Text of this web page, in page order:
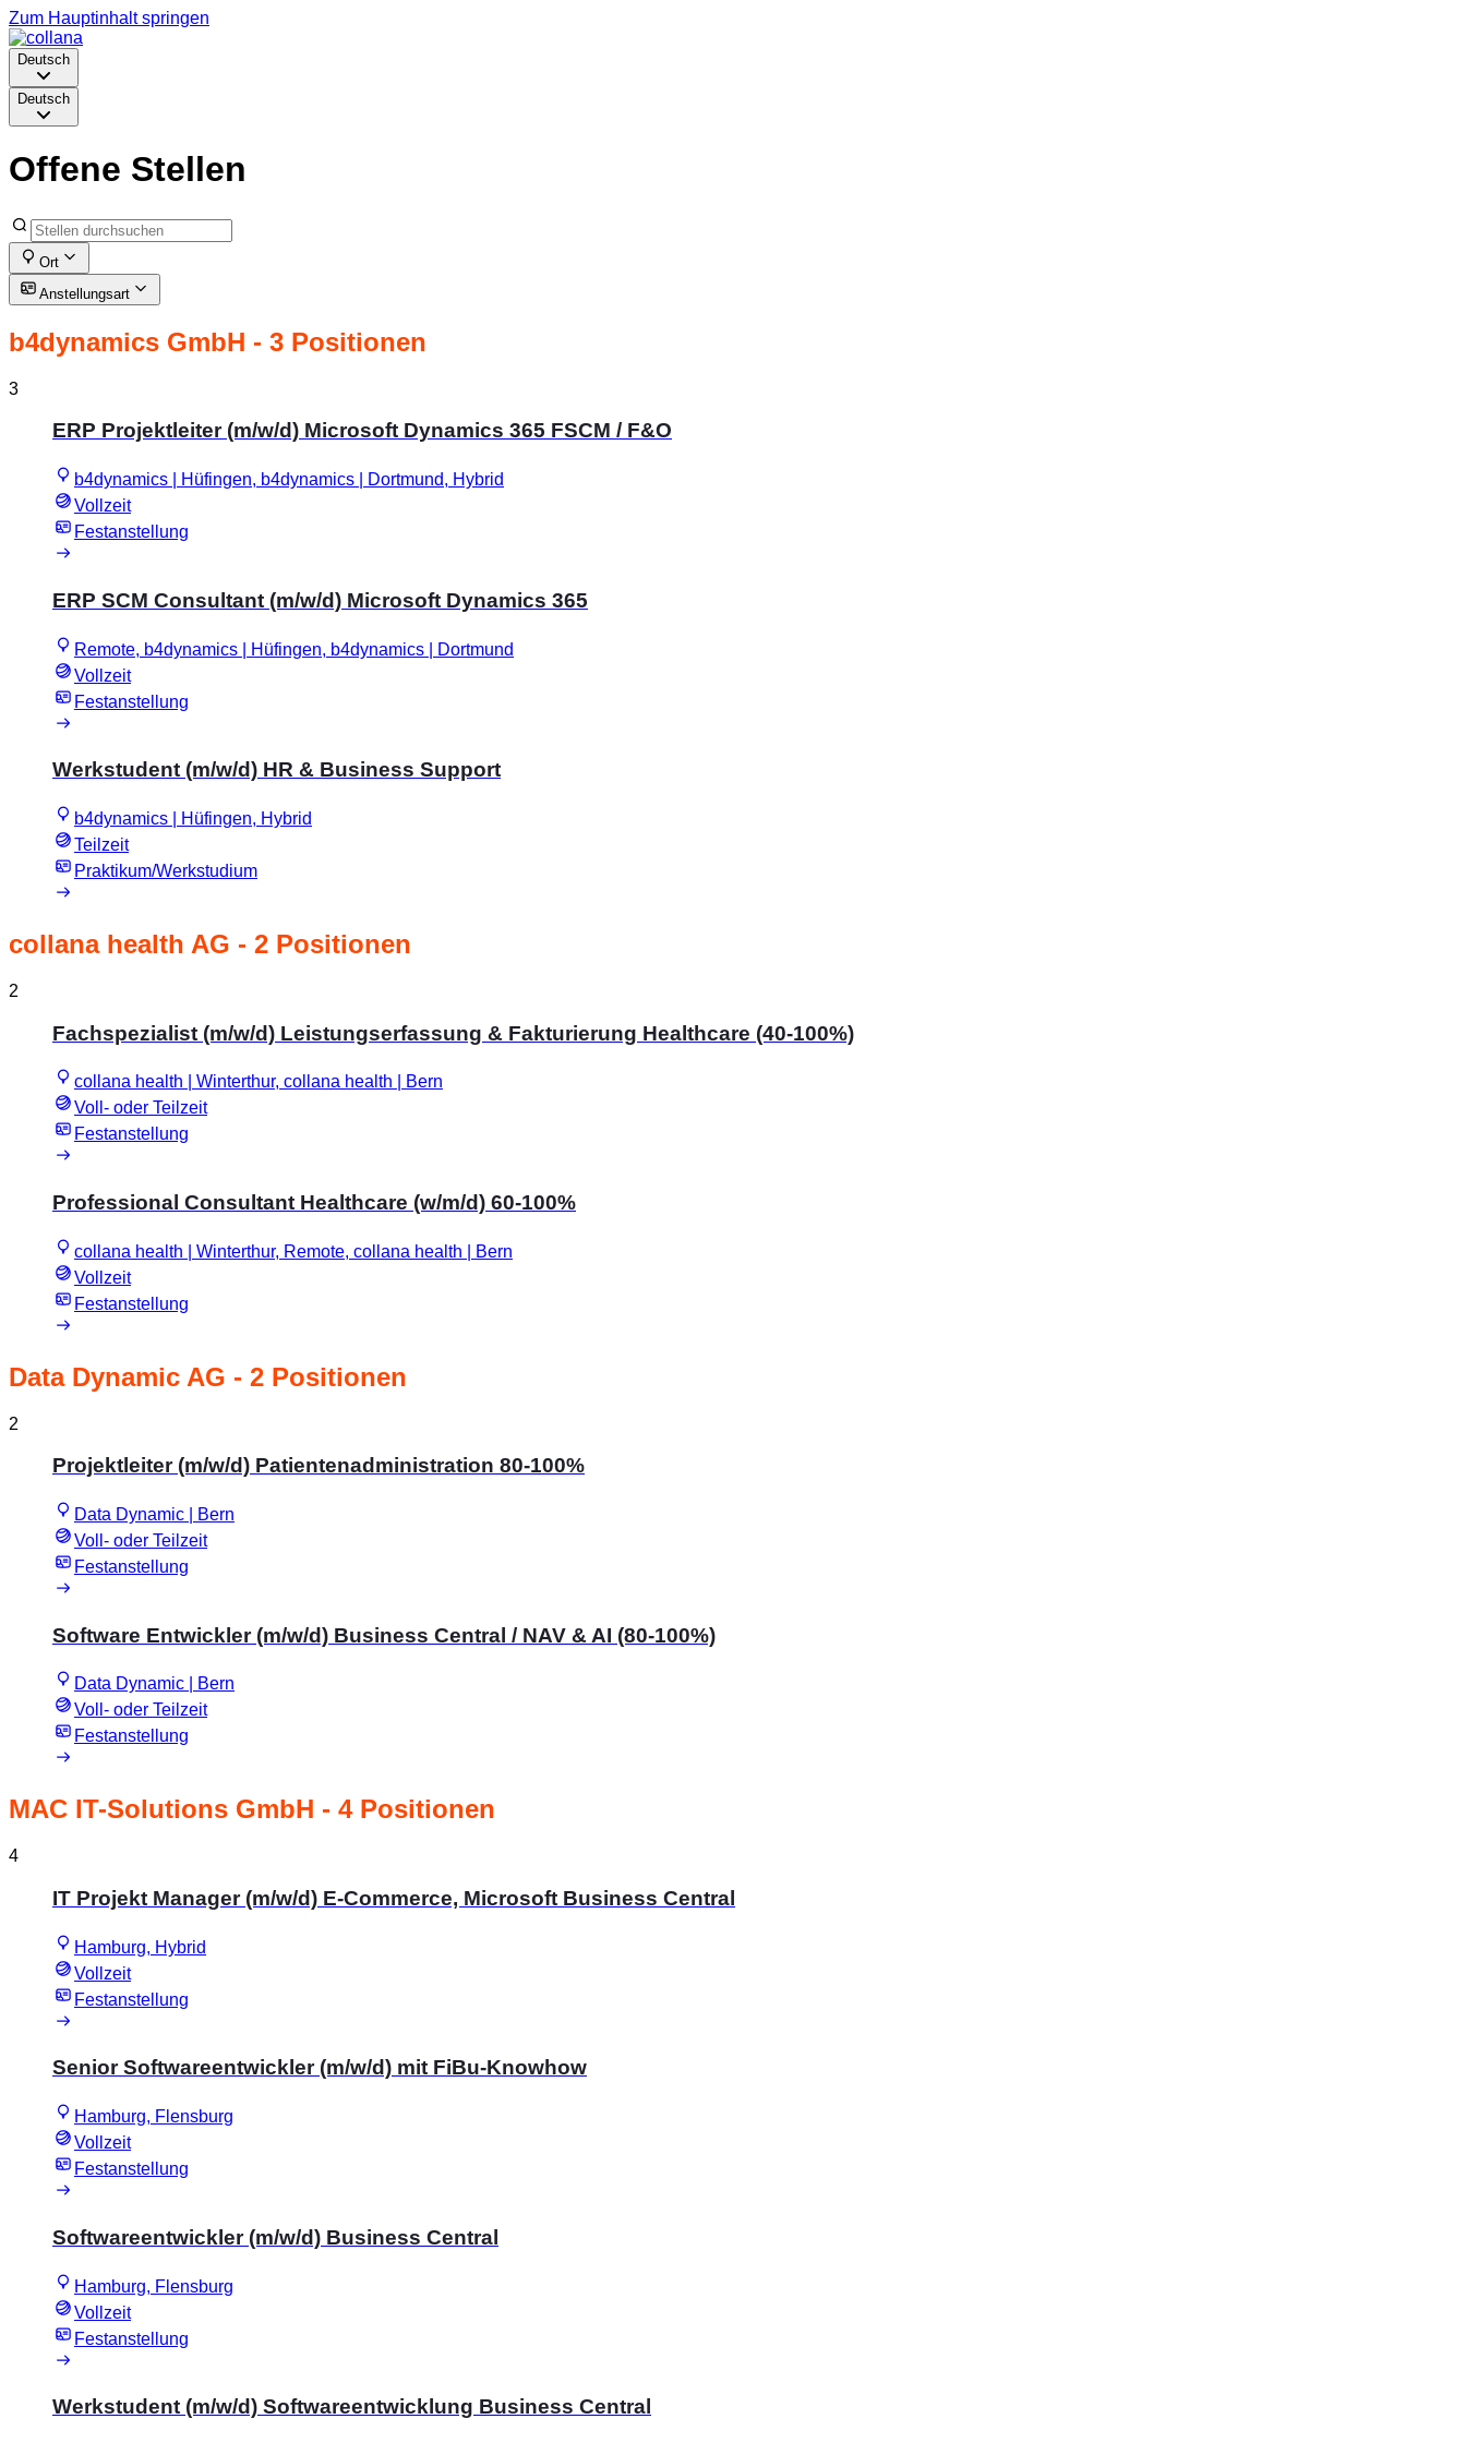
Zum Hauptinhalt springen
Deutsch
Deutsch
Offene Stellen
Ort
Anstellungsart
b4dynamics GmbH - 3 Positionen
3
ERP Projektleiter (m/w/d) Microsoft Dynamics 365 FSCM / F&O
b4dynamics | Hüfingen, b4dynamics | Dortmund, Hybrid
Vollzeit
Festanstellung
ERP SCM Consultant (m/w/d) Microsoft Dynamics 365
Remote, b4dynamics | Hüfingen, b4dynamics | Dortmund
Vollzeit
Festanstellung
Werkstudent (m/w/d) HR & Business Support
b4dynamics | Hüfingen, Hybrid
Teilzeit
Praktikum/Werkstudium
collana health AG - 2 Positionen
2
Fachspezialist (m/w/d) Leistungserfassung & Fakturierung Healthcare (40-100%)
collana health | Winterthur, collana health | Bern
Voll- oder Teilzeit
Festanstellung
Professional Consultant Healthcare (w/m/d) 60-100%
collana health | Winterthur, Remote, collana health | Bern
Vollzeit
Festanstellung
Data Dynamic AG - 2 Positionen
2
Projektleiter (m/w/d) Patientenadministration 80-100%
Data Dynamic | Bern
Voll- oder Teilzeit
Festanstellung
Software Entwickler (m/w/d) Business Central / NAV & AI (80-100%)
Data Dynamic | Bern
Voll- oder Teilzeit
Festanstellung
MAC IT-Solutions GmbH - 4 Positionen
4
IT Projekt Manager (m/w/d) E-Commerce, Microsoft Business Central
Hamburg, Hybrid
Vollzeit
Festanstellung
Senior Softwareentwickler (m/w/d) mit FiBu-Knowhow
Hamburg, Flensburg
Vollzeit
Festanstellung
Softwareentwickler (m/w/d) Business Central
Hamburg, Flensburg
Vollzeit
Festanstellung
Werkstudent (m/w/d) Softwareentwicklung Business Central